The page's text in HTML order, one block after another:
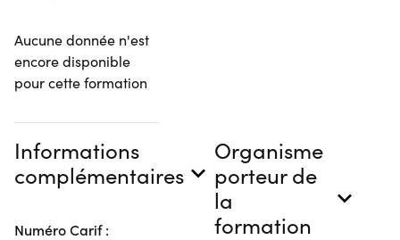
Aucune donnée n'est
encore disponible
pour cette formation
Informations
complémentaires
Numéro Carif :
Organisme
porteur de
la
formation